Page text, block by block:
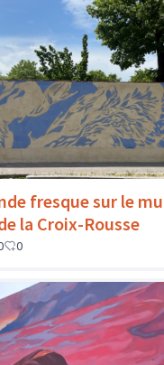
fresque sur le
la Croix-Rousse
0